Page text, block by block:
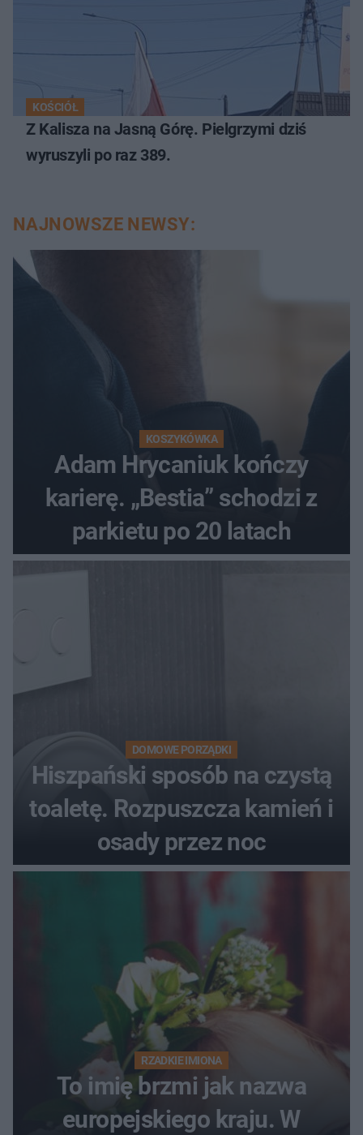
KOŚCIÓŁ
Z Kalisza na Jasną Górę. Pielgrzymi dziś
wyruszyli po raz 389.
NAJNOWSZE NEWSY:
KOSZYKÓWKA
Adam Hrycaniuk kończy
karierę. „Bestia” schodzi z
parkietu po 20 latach
DOMOWE PORZĄDKI
Hiszpański sposób na czystą
toaletę. Rozpuszcza kamień i
osady przez noc
RZADKIE IMIONA
To imię brzmi jak nazwa
europejskiego kraju. W